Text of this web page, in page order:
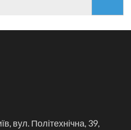
вул. Політехнічна, 39,